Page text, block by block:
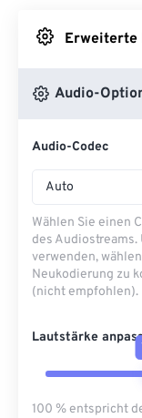
Erweiterte
Audio-
Audio-Codec
Auto
Wählen Sie einen
des Audiostreams.
verwenden,
Neukodierung zu
(nicht empfohlen).
Lautstärke
100 % entspricht